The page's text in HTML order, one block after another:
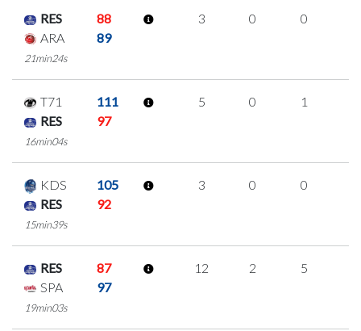
RES
88
ARA
89
21min24s
3 0 0
T71
111
RES
97
16min04s
5 0 1
KDS
105
RES
92
15min39s
3 0 0
RES
87
SPA
97
19min03s
12 2 5